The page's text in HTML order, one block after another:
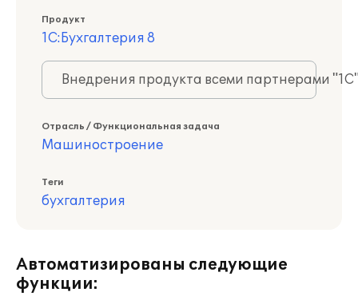
Продукт
1С:Бухгалтерия 8
Внедрения продукта всеми партнерами
Отрасль / Функциональная задача
Машиностроение
Теги
бухгалтерия
Автоматизированы следующие
функции: